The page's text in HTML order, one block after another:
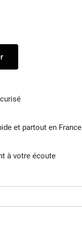
et partout en France
à votre écoute